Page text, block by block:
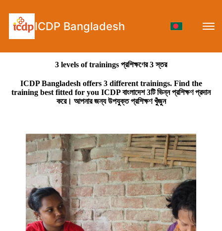
ICDP Bangladesh
3 levels of trainings প্রশিক্ষণের 3 স্তর
ICDP Bangladesh offers 3 different trainings. Find the
training best fitted for you ICDP বাংলাদেশ 3টি ভিন্ন প্রশিক্ষণ প্রদান
করে। আপনার জন্য উপযুক্ত প্রশিক্ষণ খুঁজুন